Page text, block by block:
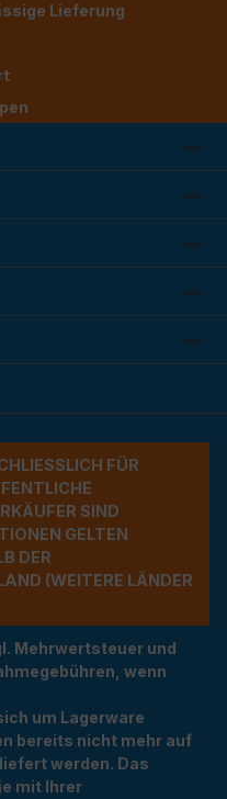
Lieferung
FÜR G
A
SIND A
GELTEN A
BU
(WEITERE LÄNDER NU
Mehrwertsteuer und
wenn
um Lagerware
bereits nicht mehr auf
werden. Das
mit Ihrer